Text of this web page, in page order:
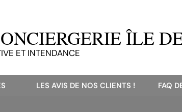
ÎLE
ET INTENDANCE
LES AVIS DE NOS CLIENTS ! FAQ